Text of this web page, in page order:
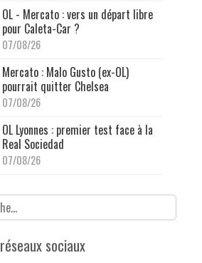
OL - Mercato : vers un départ libre
pour Caleta-Car ?
07/08/26
Mercato : Malo Gusto (ex-OL)
pourrait quitter Chelsea
07/08/26
OL Lyonnes : premier test face à la
Real Sociedad
07/08/26
réseaux sociaux